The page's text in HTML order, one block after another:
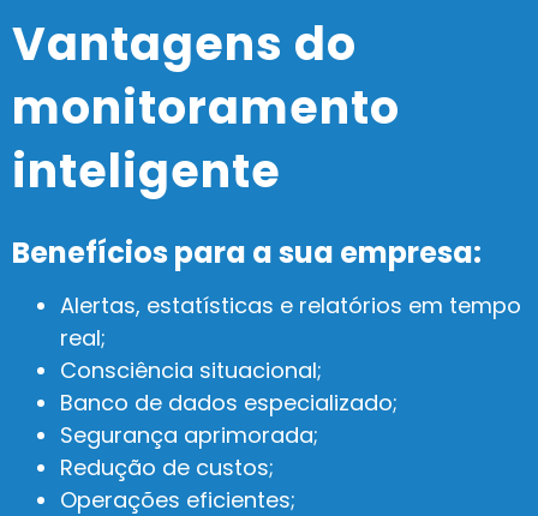
Vantagens do
monitoramento
inteligente​
Benefícios para a sua empresa:
Alertas, estatísticas e relatórios em tempo
real;
Consciência situacional;
Banco de dados especializado;
Segurança aprimorada;
Redução de custos;
Operações eficientes;